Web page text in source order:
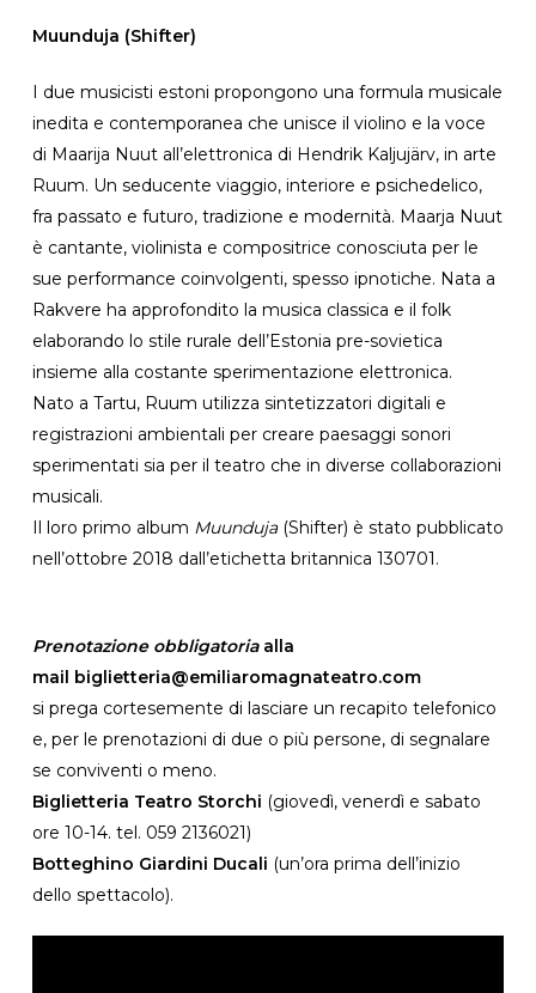
Muunduja (Shifter)
I due musicisti estoni propongono una formula musicale
inedita e contemporanea che unisce il violino e la voce
di Maarija Nuut all’elettronica di Hendrik Kaljujärv, in arte
Ruum. Un seducente viaggio, interiore e psichedelico,
fra passato e futuro, tradizione e modernità. Maarja Nuut
è cantante, violinista e compositrice conosciuta per le
sue performance coinvolgenti, spesso ipnotiche. Nata a
Rakvere ha approfondito la musica classica e il folk
elaborando lo stile rurale dell’Estonia pre-sovietica
insieme alla costante sperimentazione elettronica.
Nato a Tartu, Ruum utilizza sintetizzatori digitali e
registrazioni ambientali per creare paesaggi sonori
sperimentati sia per il teatro che in diverse collaborazioni
musicali.
Il loro primo album Muunduja(Shifter) è stato pubblicato
nell’ottobre 2018 dall’etichetta britannica 130701.
Prenotazione obbligatoriaalla
mail biglietteria@emiliaromagnateatro.com
si prega cortesemente di lasciare un recapito telefonico
e, per le prenotazioni di due o più persone, di segnalare
se conviventi o meno.
Biglietteria Teatro Storchi (giovedì, venerdì e sabato
ore 10-14. tel. 059 2136021)
Botteghino Giardini Ducali (un’ora prima dell’inizio
dello spettacolo).